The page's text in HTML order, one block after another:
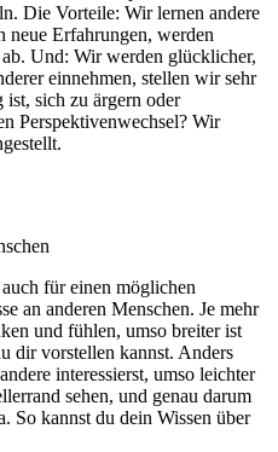
Die Vorteile: Wir lernen andere
neue Erfahrungen, werden
Und: Wir werden glücklicher,
einnehmen, stellen wir sehr
ist, sich zu ärgern oder
Perspektivenwechsel? Wir
für einen möglichen
an anderen Menschen. Je mehr
und fühlen, umso breiter ist
dir vorstellen kannst. Anders
interessierst, umso leichter
sehen, und genau darum
So kannst du dein Wissen über